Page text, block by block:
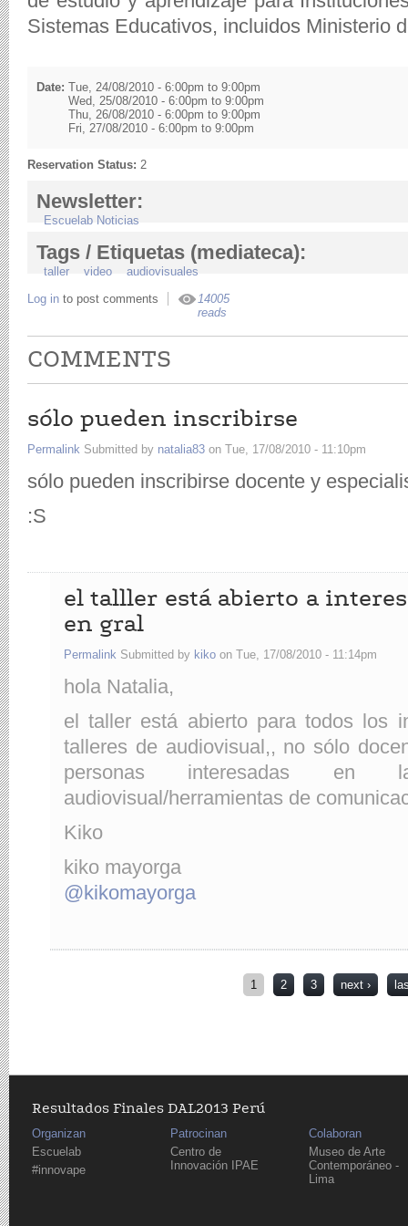
Sistemas Educativos, incluidos Ministerio
Date: Tue, 24/08/2010 - 6:00pm to 9:00pm
Wed, 25/08/2010 - 6:00pm to 9:00pm
Thu, 26/08/2010 - 6:00pm to 9:00pm
Fri, 27/08/2010 - 6:00pm to 9:00pm
Reservation Status: 2
Newsletter:
Escuelab Noticias
Tags / Etiquetas (mediateca):
taller video
audiovisuales
Log in to post comments
14005
reads
COMMENTS
sólo pueden inscribirse
Permalink Submitted by natalia83 on Tue, 17/08/2010 - 11:10pm
sólo pueden inscribirse docente y
:S
el talller está abierto a
en gral
Permalink Submitted by kiko on Tue, 17/08/2010 - 11:14pm
hola Natalia,
el taller está abierto para todos los
talleres de audiovisual,, no sólo
personas interesadas en
audiovisual/herramientas de
Kiko
kiko mayorga
@kikomayorga
1 2 3 next ›
Resultados Finales DAL2013 Perú
Organizan
Escuelab
#innovape
Patrocinan
Centro de
Innovación IPAE
Colaboran
Museo de Arte
Contemporáneo -
Lima